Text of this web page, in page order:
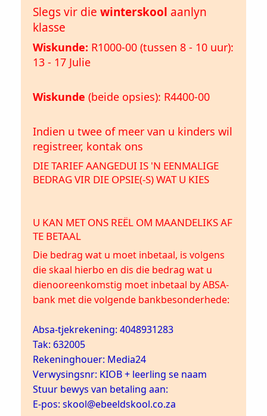
Slegs vir die winterskool aanlyn
klasse
Wiskunde: R1000-00 (tussen 8 - 10 uur):
13 - 17 Julie
Wiskunde (beide opsies): R4400-00
Indien u twee of meer van u kinders wil
registreer, kontak ons
DIE TARIEF AANGEDUI IS 'N EENMALIGE
BEDRAG VIR DIE OPSIE(-S) WAT U KIES
U KAN MET ONS REËL OM MAANDELIKS AF
TE BETAAL
Die bedrag wat u moet inbetaal, is volgens
die skaal hierbo en dis die bedrag wat u
dienooreenkomstig moet inbetaal by ABSA-
bank met die volgende bankbesonderhede:
Absa-tjekrekening: 4048931283
Tak: 632005
Rekeninghouer: Media24
Verwysingsnr: KIOB + leerling se naam
Stuur bewys van betaling aan:
E-pos: skool@ebeeldskool.co.za